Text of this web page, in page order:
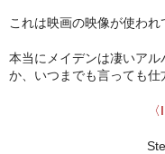
これは映画の映像が使われ
本当にメイデンは凄いア
か、いつまでも言っても仕